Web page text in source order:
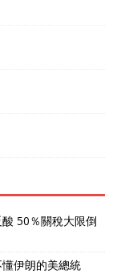
50％關稅大限倒
伊朗的美總統